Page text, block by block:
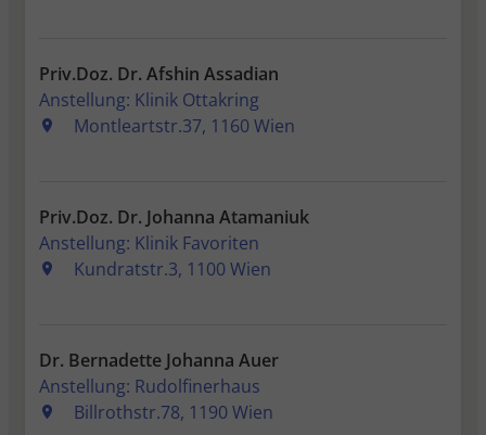
Priv.Doz. Dr. Afshin Assadian
Anstellung: Klinik Ottakring
Montleartstr.37, 1160 Wien
Priv.Doz. Dr. Johanna Atamaniuk
Anstellung: Klinik Favoriten
Kundratstr.3, 1100 Wien
Dr. Bernadette Johanna Auer
Anstellung: Rudolfinerhaus
Billrothstr.78, 1190 Wien